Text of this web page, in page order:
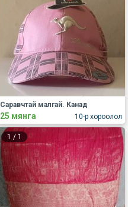
10-р хороолол
Саравчтай малгай. Канад
25 мянга
1 / 1